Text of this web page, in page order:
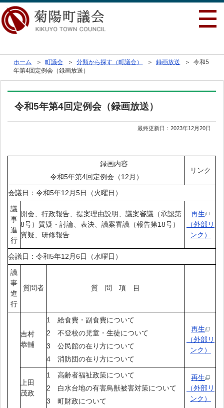
ホーム ＞町議会 ＞分類から探す（町議会） ＞録画放送
＞ 令和5
年第4回定例会（録画放送）
令和5年第4回定例会（録画放送）
最終更新日：2023年12月20日
録画内容
令和5年第4回定例会（12月）
リンク
会議日：令和5年12月5日（火曜日）
議
事
進
行
開会、行政報告、提案理由説明、議案審議（承認第
8号）質疑・討論、表決、議案審議（報告第18号）
質疑、研修報告
再生
（外部リ
ンク）
会議日：令和5年12月6日（水曜日）
議
事
進
行
質問者 質 問 項 目
吉村
恭輔
1 給食費・副食費について
2 不登校の児童・生徒について
3 公民館の在り方について
4 消防団の在り方について
再生
（外部リ
ンク）
上田
茂政
1 高齢者福祉政策について
2 白水台地の有害鳥獣被害対策について
3 町財政について
再生
（外部リ
ンク）